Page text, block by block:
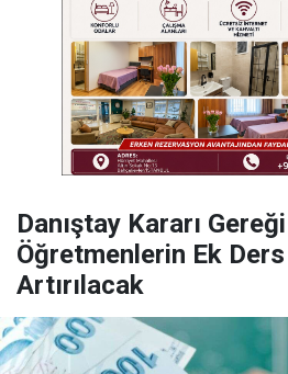
Danıştay Kararı
Öğretmenlerin Ek
Artırılacak